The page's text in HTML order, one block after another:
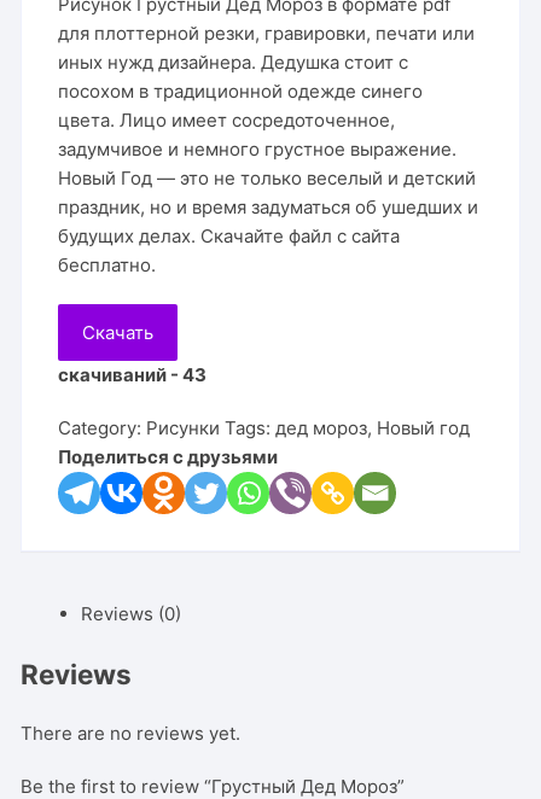
для плоттерной резки, гравировки, печати или
иных нужд дизайнера. Дедушка стоит с
посохом в традиционной одежде синего
цвета. Лицо имеет сосредоточенное,
задумчивое и немного грустное выражение.
Новый Год — это не только веселый и детский
праздник, но и время задуматься об ушедших и
будущих делах. Скачайте файл с сайта
бесплатно.
Скачать
скачиваний - 43
Category: Рисунки Tags:дед мороз, Новый год
Поделиться с друзьями
Reviews (0)
Reviews
There are no reviews yet.
Be the first to review “Грустный Дед Мороз”